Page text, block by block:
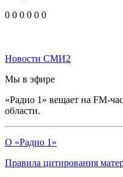
0 0 0 0 0 0
Новости СМИ2
Мы в эфире
«Радио 1» вещает на FM-
области.
О «Радио 1»
Правила цитирования